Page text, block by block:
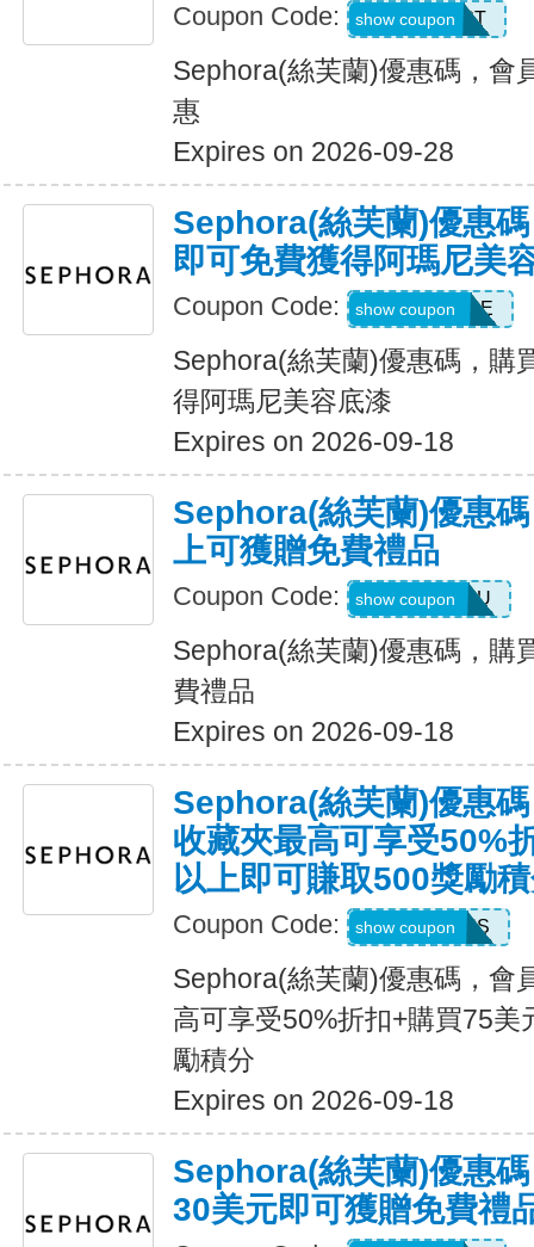
Coupon Code: YS7GR8T
show coupon
Sephora(絲芙蘭)優惠碼，會
惠
Expires on 2026-09-28
Sephora(絲芙蘭)優惠
即可免費獲得阿瑪尼美
Coupon Code: PICKMYBASE
show coupon
Sephora(絲芙蘭)優惠碼，購
得阿瑪尼美容底漆
Expires on 2026-09-18
Sephora(絲芙蘭)優惠
上可獲贈免費禮品
Coupon Code: PICKABSOLU
show coupon
Sephora(絲芙蘭)優惠碼，購
費禮品
Expires on 2026-09-18
Sephora(絲芙蘭)優惠
收藏夾最高可享受50%
以上即可賺取500獎勵
Coupon Code: POINTSPLUS
show coupon
Sephora(絲芙蘭)優惠碼，會
高可享受50%折扣+購買75美
勵積分
Expires on 2026-09-18
Sephora(絲芙蘭)優惠
30美元即可獲贈免費禮